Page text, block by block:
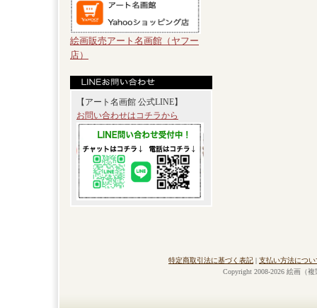
絵画販売アート名画館（ヤフー
店）
【アート名画館 公式LINE】
お問い合わせはコチラから
特定商取引法に基づく表記 | 支払い方法につい
Copyright 2008-2026 絵画（